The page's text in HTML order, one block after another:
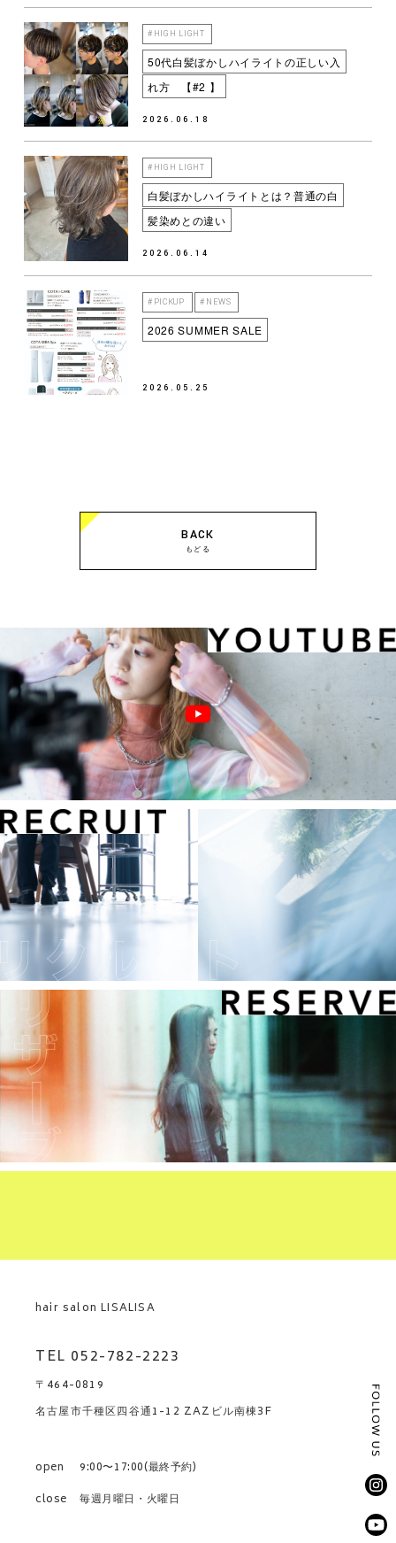
#HIGH LIGHT
50代白髪ぼかしハイライトの正しい入
れ方 【#2 】
2026.06.18
#HIGH LIGHT
白髪ぼかしハイライトとは？普通の白
髪染めとの違い
2026.06.14
#PICKUP #NEWS
2026 SUMMER SALE
2026.05.25
BACK
もどる
hair salon LISALISA
TEL 052-782-2223
〒464-0819
名古屋市千種区四谷通1-12 ZAZビル南棟3F
open
9:00〜17:00(最終予約)
close
毎週月曜日・火曜日